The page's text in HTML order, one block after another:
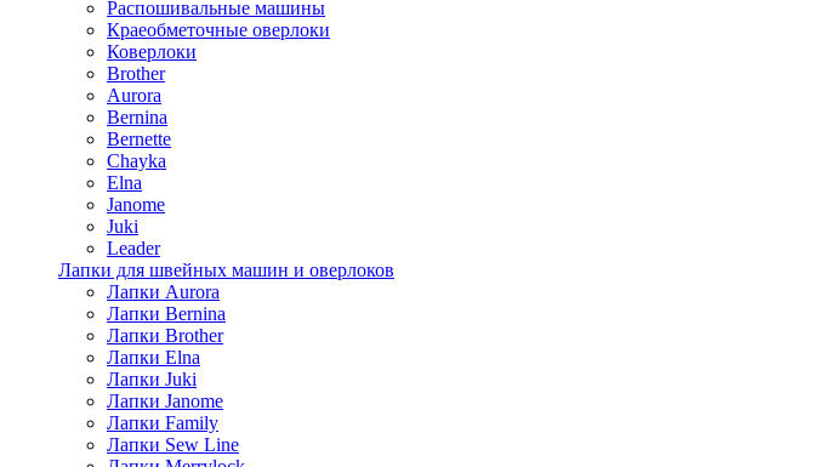
Распошивальные машины
Краеобметочные оверлоки
Коверлоки
Brother
Aurora
Bernina
Bernette
Chayka
Elna
Janome
Juki
Leader
Лапки для швейных машин и оверлоков
Лапки Aurora
Лапки Bernina
Лапки Brother
Лапки Elna
Лапки Juki
Лапки Janome
Лапки Family
Лапки Sew Line